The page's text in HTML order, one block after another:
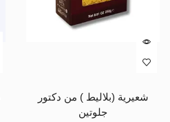
شعيرية (بلاليط ) من دكتور
جلوتين